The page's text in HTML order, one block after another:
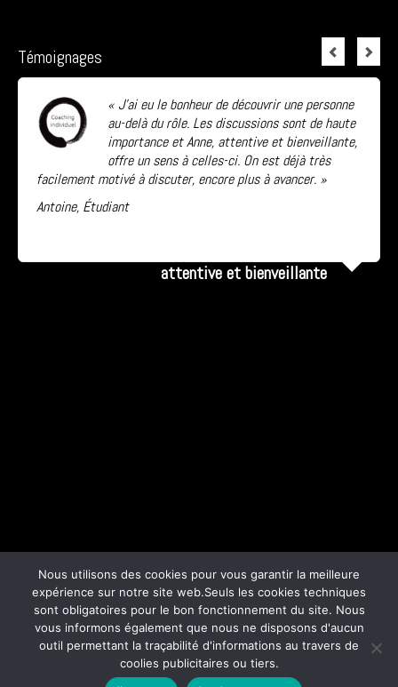
Témoignages
« J’ai eu le bonheur de découvrir une personne
au-delà du rôle. Les discussions sont de haute
importance et Anne, attentive et bienveillante,
offre un sens à celles-ci. On est déjà très
facilement motivé à discuter, encore plus à avancer. »
Antoine, Étudiant
attentive et bienveillante
Nous utilisons des cookies pour vous garantir la meilleure
expérience sur notre site web.Seuls les cookies techniques
sont obligatoires pour le bon fonctionnement du site. Nous
vous informons également que nous ne disposons d'aucun
outil permettant la traçabilité d'informations au travers de
coolies publicitaires ou tiers.